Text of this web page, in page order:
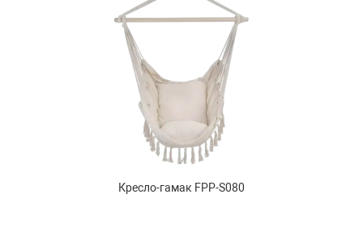
Кресло-гамак FPP-S080